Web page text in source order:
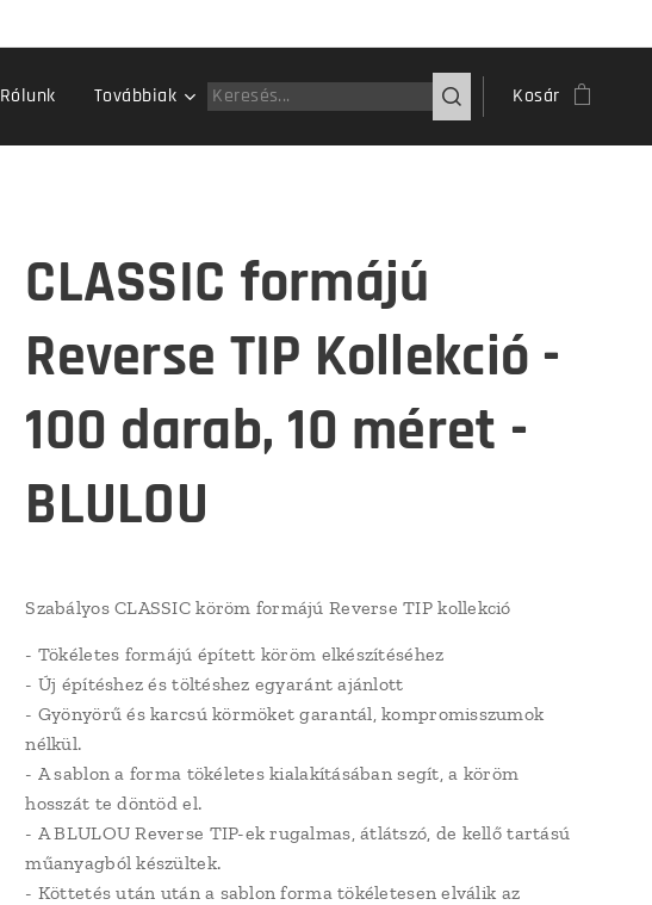
Rólunk Továbbiak Kosár
CLASSIC formájú
Reverse TIP Kollekció -
100 darab, 10 méret -
BLULOU
Szabályos CLASSIC köröm formájú Reverse TIP kollekció
- Tökéletes formájú épített köröm elkészítéséhez
- Új építéshez és töltéshez egyaránt ajánlott
- Gyönyörű és karcsú körmöket garantál, kompromisszumok
nélkül.
- A sablon a forma tökéletes kialakításában segít, a köröm
hosszát te döntöd el.
- A BLULOU Reverse TIP-ek rugalmas, átlátszó, de kellő tartású
műanyagból készültek.
- Köttetés után után a sablon forma tökéletesen elválik az